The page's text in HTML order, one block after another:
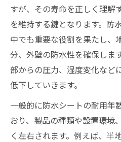
すが、その寿命を正しく理解
を維持する鍵となります。防
中でも重要な役割を果たし、
分、外壁の防水性を確保しま
部からの圧力、湿度変化など
低下していきます。
一般的に防水シートの耐用年
おり、製品の種類や設置環境
く左右されます。例えば、半